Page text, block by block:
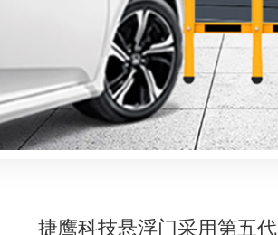
捷鹰科技悬浮门采用第五